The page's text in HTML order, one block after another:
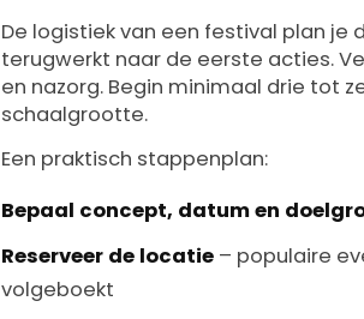
De logistiek van een festival plan
terugwerkt naar de eerste acties.
en nazorg. Begin minimaal drie tot
schaalgrootte.
Een praktisch stappenplan:
Bepaal concept, datum en
Reserveer de locatie – populaire
volgeboekt